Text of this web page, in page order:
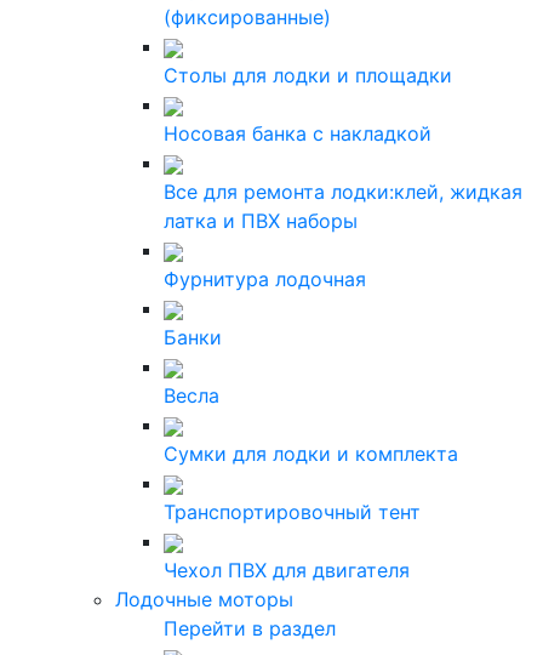
(фиксированные)
Столы для лодки и площадки
Носовая банка с накладкой
Все для ремонта лодки:клей, жидкая
латка и ПВХ наборы
Фурнитура лодочная
Банки
Весла
Сумки для лодки и комплекта
Транспортировочный тент
Чехол ПВХ для двигателя
Лодочные моторы
Перейти в раздел